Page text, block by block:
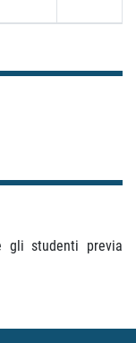
gli studenti previa